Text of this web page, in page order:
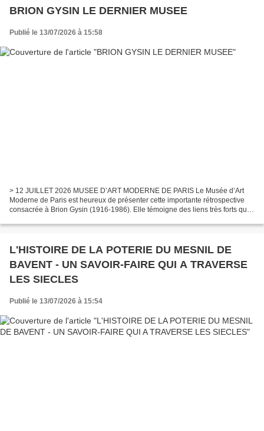
BRION GYSIN LE DERNIER MUSEE
Publié le 13/07/2026 à 15:58
> 12 JUILLET 2026 MUSEE D’ART MODERNE DE PARIS Le Musée d’Art
Moderne de Paris est heureux de présenter cette importante rétrospective
consacrée à Brion Gysin (1916-1986). Elle témoigne des liens très forts qui
L'HISTOIRE DE LA POTERIE DU MESNIL DE
BAVENT - UN SAVOIR-FAIRE QUI A TRAVERSE
LES SIECLES
Publié le 13/07/2026 à 15:54